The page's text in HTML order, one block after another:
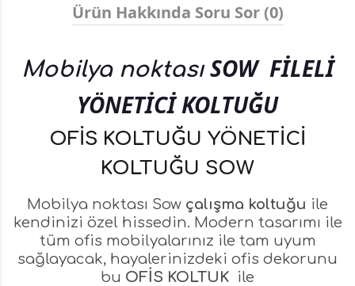
Ürün Hakkında Soru Sor (0)
Mobilya noktasıSOW FİLELİ
YÖNETİCİ KOLTUĞU
OFİS KOLTUĞU YÖNETİCİ
KOLTUĞU SOW
Mobilya noktası Sow çalışma koltuğu ile
kendinizi özel hissedin. Modern tasarımı ile
tüm ofis mobilyalarınız ile tam uyum
sağlayacak, hayalerinizdeki ofis dekorunu
bu OFİS KOLTUK ile